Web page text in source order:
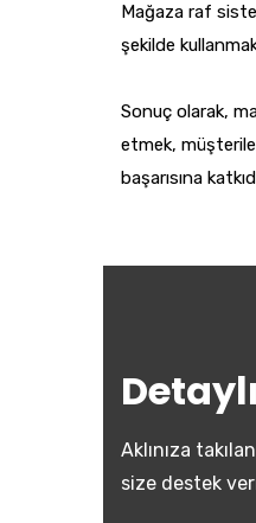
Mağaza raf
şekilde
Sonuç olarak,
etmek,
başarısına
Aklınıza
size destek